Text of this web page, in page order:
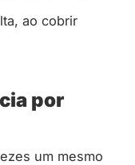
ao cobrir
por
um mesmo